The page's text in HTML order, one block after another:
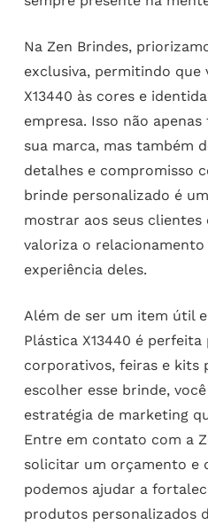
Na Zen Brindes,
exclusiva, permitindo que
X13440 às cores e
empresa. Isso não
sua marca, mas também
detalhes e compromisso
brinde personalizado é
mostrar aos seus clientes
valoriza o
experiência deles.
Além de ser um item útil
Plástica X13440 é perfeita
corporativos, feiras e kits
escolher esse brinde,
estratégia de marketing
Entre em contato com a
solicitar um orçamento e
podemos ajudar a
produtos personalizados